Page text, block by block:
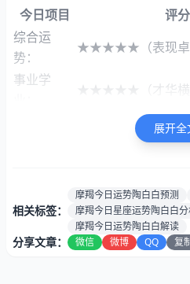
今日项目
评
综合运
势：
★★★★★（表现卓
事业学
★★★★★（才华横
★★★★★（企业并
健康指
85%（健康指数较
速配星座:
处女、处女
展开全
相关标签：
摩羯今日运势陶白白预测
摩羯今日星座运势陶白白
摩羯今日运势陶白白解读
分享文章： 微信 微博 QQ 复